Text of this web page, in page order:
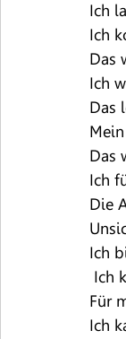
Ich
Ich
Das
Ich
Das
Das
Ich
Die
Ich
Ich
Für
Ich